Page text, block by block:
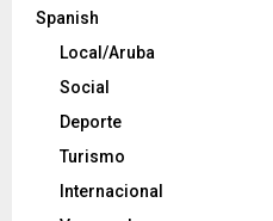
Spanish
Local/Aruba
Social
Deporte
Turismo
Internacional